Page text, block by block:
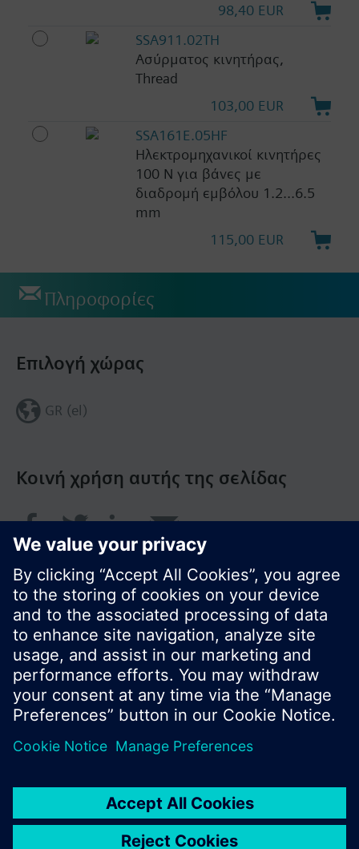
98,40 EUR
SSA911.02TH
Ασύρματος κινητήρας,
Thread
103,00 EUR
SSA161E.05HF
Ηλεκτρομηχανικοί κινητήρες
100 N για βάνες με
διαδρομή εμβόλου 1.2...6.5
mm
115,00 EUR
Πληροφορίες
Κοινή χρήση αυτής της σελίδας
Επιλογή χώρας
GR (el)
© Siemens Greece 2017
Το χαρτοφυλάκιο προϊόντων και οι τιμές μπορεί